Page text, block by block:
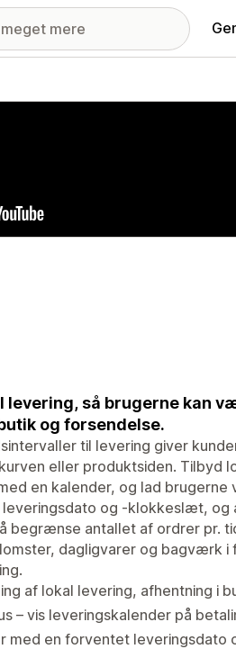
så brugerne kan
og forsendelse.
til levering giver
eller produktsiden. Tilbyd
en kalender, og lad
og -klokkeslæt, og
begrænse antallet af ordrer pr.
dagligvarer og bagværk i
af lokal levering, afhentning i
– vis leveringskalender på
med en forventet